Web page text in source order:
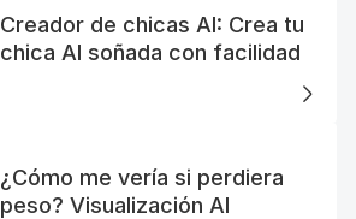
Creador de chicas AI: Crea tu
chica AI soñada con facilidad
¿Cómo me vería si perdiera
peso? Visualización AI